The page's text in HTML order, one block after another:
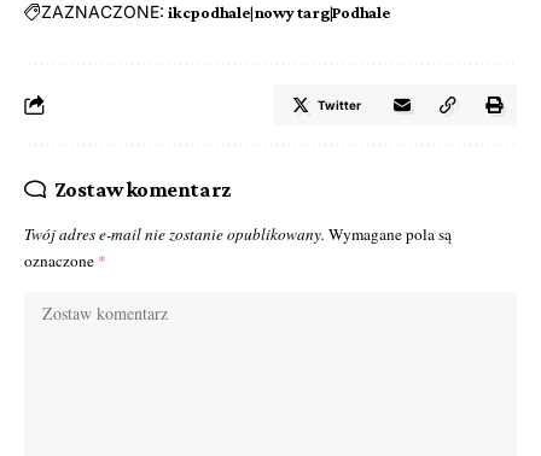
ZAZNACZONE: ikcpodhale|nowy targ|Podhale
Twitter
Zostaw komentarz
Twój adres e-mail nie zostanie opublikowany. Wymagane pola są
oznaczone *